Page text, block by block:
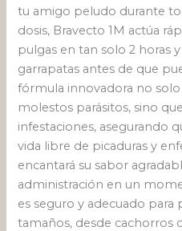
tu amigo peludo durante
dosis, Bravecto 1M actúa
pulgas en tan solo 2 horas
garrapatas antes de que
fórmula innovadora no
molestos parásitos, sino
infestaciones, asegurando
vida libre de picaduras y
encantará su sabor
administración en un
es seguro y adecuado
tamaños, desde cachorros